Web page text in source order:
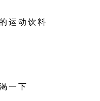
运动饮料
一下